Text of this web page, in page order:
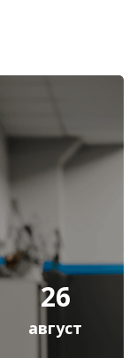
26
август